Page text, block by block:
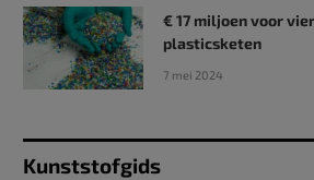
€ 17 miljoen voor
plasticsketen
7 mei 2024
Kunststofgids